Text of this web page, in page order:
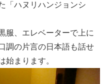
「ハヌリハンジョンシ
服、エレベーターで上に
調の片言の日本語も話せ
始まります。